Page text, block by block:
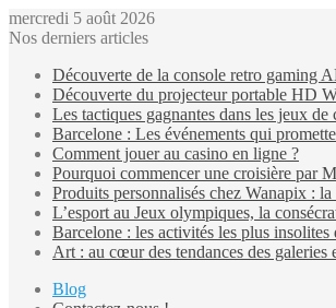
mercredi 5 août 2026
Nos derniers articles
Découverte de la console retro
Découverte du projecteur portable HD
Les tactiques gagnantes dans les jeux de
Barcelone : Les événements qui
Comment jouer au casino en ligne ?
Pourquoi commencer une croisière par
Produits personnalisés chez Wanapix :
L’esport au Jeux olympiques, la
Barcelone : les activités les plus insolites
Art : au cœur des tendances des galeries
Blog